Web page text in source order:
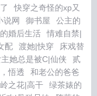
快穿之奇怪的xp又
说网 御书屋
公主的
婚后生活
情难自禁|
配 渡她|快穿
床戏替
她总是被C|仙侠
贰
悟透
和老公的爸爸
之花|高干
绿茶婊的